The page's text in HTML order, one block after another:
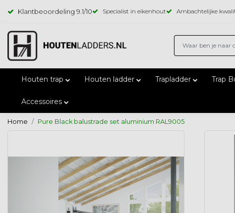
Klantbeoordeling 9.1/10 Specialist in eikenhout Ambachtelijke
Houten trap Houten ladder Trapladder Trap
Accessoires
Home Pure Black balustrade set aluminium RAL9005